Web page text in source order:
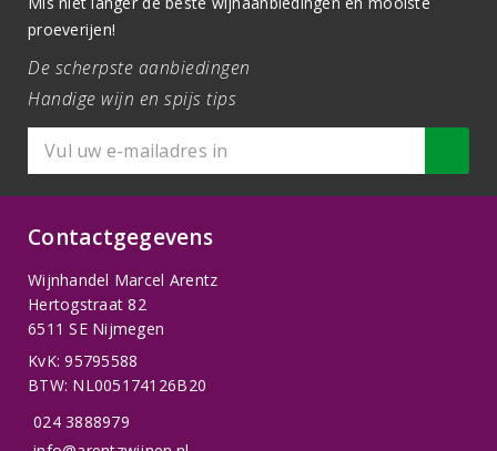
proeverijen!
De scherpste aanbiedingen
Handige wijn en spijs tips
Contactgegevens
Wijnhandel Marcel Arentz
Hertogstraat 82
6511 SE Nijmegen
KvK: 95795588
BTW: NL005174126B20
024 3888979